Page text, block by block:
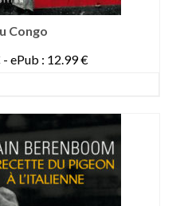
Congo
ePub : 12.99 €